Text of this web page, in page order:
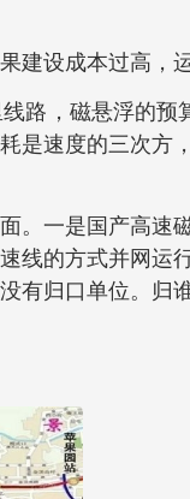
设成本过高，
，磁悬浮的预
是速度的三次
一是国产高速
线的方式并网运
有归口单位。归